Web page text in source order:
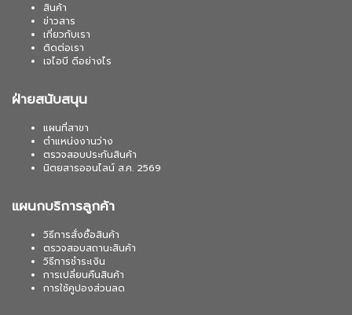
สินค้า
ข่าวสาร
เกี่ยวกับเรา
ติดต่อเรา
เจไอบี ดีอย่างไร
ฝ่ายสนับสนุน
แผนที่สาขา
ตำแหน่งงานว่าง
ตรวจสอบประกันสินค้า
นิตยสารออนไลน์ ส.ค. 2569
แผนกบริการลูกค้า
วิธีการสั่งซื้อสินค้า
ตรวจสอบสถานะสินค้า
วิธีการชำระเงิน
การเปลี่ยนคืนสินค้า
การใช้คูปองส่วนลด